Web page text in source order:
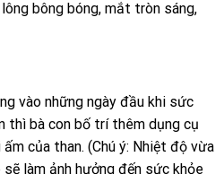
bông bóng, mắt tròn sáng,
vào những ngày đầu khi sức
thì bà con bố trí thêm dụng cụ
của than. (Chú ý: Nhiệt độ vừa
làm ảnh hưởng đến sức khỏe